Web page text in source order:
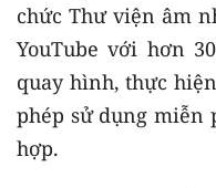
chức Thư viện âm
YouTube với hơn
quay hình, thực
phép sử dụng miễn
hợp.